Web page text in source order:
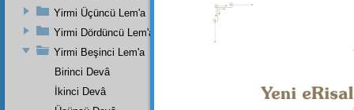
Yirmi Üçüncü Lem'a
Yirmi Dördüncü Lem'a
Yirmi Beşinci Lem'a
Birinci Devâ
İkinci Devâ